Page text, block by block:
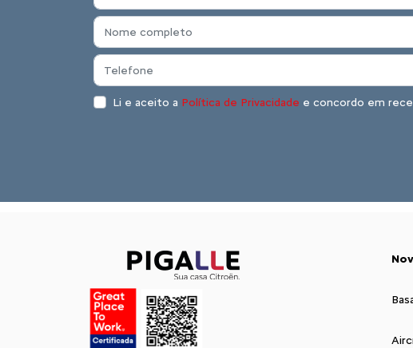
Li e aceito a Política de Privacidade e concordo em